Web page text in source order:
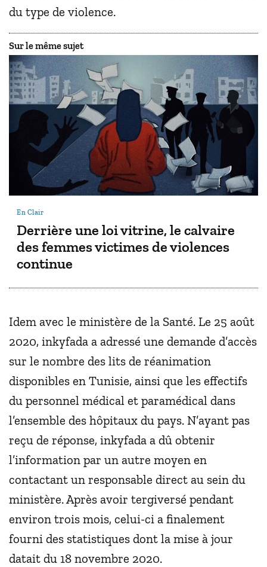
du type de violence.
Sur le même sujet
En Clair
Derrière une loi vitrine, le calvaire
des femmes victimes de violences
continue
Idem avec le ministère de la Santé. Le 25 août
2020, inkyfada a adressé une demande d’accès
sur le nombre des lits de réanimation
disponibles en Tunisie, ainsi que les effectifs
du personnel médical et paramédical dans
l’ensemble des hôpitaux du pays. N’ayant pas
reçu de réponse, inkyfada a dû obtenir
l’information par un autre moyen en
contactant un responsable direct au sein du
ministère. Après avoir tergiversé pendant
environ trois mois, celui-ci a finalement
fourni des statistiques dont la mise à jour
datait du 18 novembre 2020.